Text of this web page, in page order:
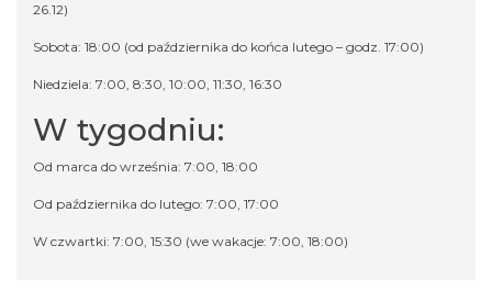
26.12)
Sobota: 18:00 (od października do końca lutego – godz. 17:00)
Niedziela: 7:00, 8:30, 10:00, 11:30, 16:30
W tygodniu:
Od marca do września: 7:00, 18:00
Od października do lutego: 7:00, 17:00
W czwartki: 7:00, 15:30 (we wakacje: 7:00, 18:00)